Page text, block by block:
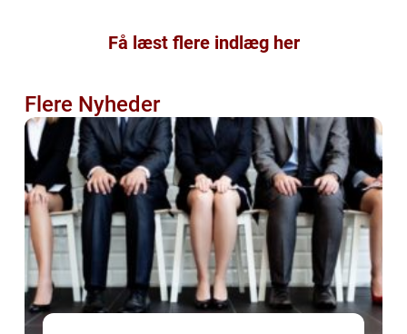
Få læst flere indlæg her
Flere Nyheder